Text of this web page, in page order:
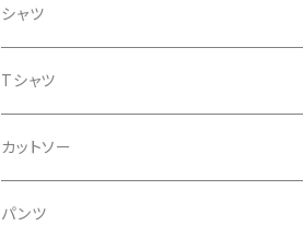
カーディガン
Tシャツ
パンツ
グッズ/アクセサリー
スウェット
Tシャツ
グッズ/アクセサリー
パンツ
シャツ
Tシャツ
カットソー
パンツ